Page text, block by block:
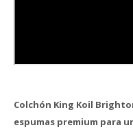
Colchón King Koil
espumas premium para